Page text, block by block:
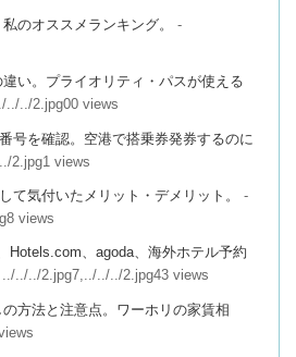
のオススメランキング。
-
い。プライオリティ・パスが使える
../../2.jpg00 views
号を確認。空港で搭乗券発券するのに
2.jpg1 views
て気付いたメリット・デメリット。
-
views
Hotels.com、agoda、海外ホテル予約
../../2.jpg7,../../../2.jpg43 views
方法と注意点。ワーホリの家賃相